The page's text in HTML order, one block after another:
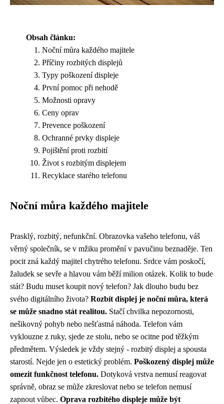
Obsah článku:
Noční můra každého majitele
Příčiny rozbitých displejů
Typy poškození displeje
První pomoc při nehodě
Možnosti opravy
Ceny oprav
Prevence poškození
Ochranné prvky displeje
Pojištění proti rozbití
Život s rozbitým displejem
Recyklace starého telefonu
Noční můra každého majitele
Prasklý, rozbitý, nefunkční. Obrazovka vašeho telefonu, váš
věrný společník, se v mžiku promění v pavučinu beznaděje. Ten
pocit zná každý majitel chytrého telefonu. Srdce vám poskočí,
žaludek se sevře a hlavou vám běží milion otázek. Kolik to bude
stát? Budu muset koupit nový telefon? Jak dlouho budu bez
svého digitálního života? Rozbít displej je noční můra, která
se může snadno stát realitou. Stačí chvilka nepozornosti,
nešikovný pohyb nebo nešťastná náhoda. Telefon vám
vyklouzne z ruky, sjede ze stolu, nebo se ocitne pod těžkým
předmětem. Výsledek je vždy stejný - rozbitý displej a spousta
starostí. Nejde jen o estetický problém. Poškozený displej může
omezit funkčnost telefonu. Dotyková vrstva nemusí reagovat
správně, obraz se může zkreslovat nebo se telefon nemusí
zapnout vůbec. Oprava rozbitého displeje může být